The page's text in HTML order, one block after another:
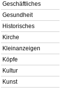
Geschäftliches
Gesundheit
Historisches
Kirche
Kleinanzeigen
Köpfe
Kultur
Kunst